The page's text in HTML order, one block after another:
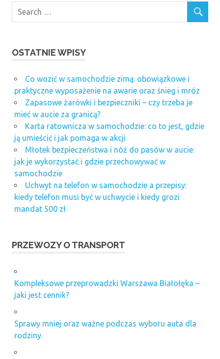
OSTATNIE WPISY
Co wozić w samochodzie zimą: obowiązkowe i
praktyczne wyposażenie na awarie oraz śnieg i mróz
Zapasowe żarówki i bezpieczniki – czy trzeba je
mieć w aucie za granicą?
Karta ratownicza w samochodzie: co to jest, gdzie
ją umieścić i jak pomaga w akcji
Młotek bezpieczeństwa i nóż do pasów w aucie:
jak je wykorzystać i gdzie przechowywać w
samochodzie
Uchwyt na telefon w samochodzie a przepisy:
kiedy telefon musi być w uchwycie i kiedy grozi
mandat 500 zł
PRZEWOZY O TRANSPORT
Kompleksowe przeprowadzki Warszawa Białołęka –
jaki jest cennik?
Sprawy mniej oraz ważne podczas wyboru auta dla
rodziny.